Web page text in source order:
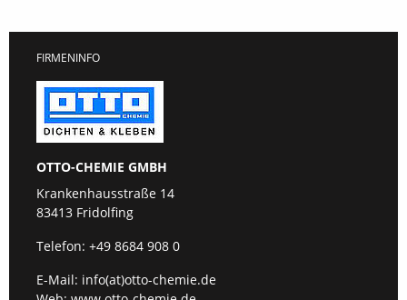
FIRMENINFO
OTTO-CHEMIE GMBH
Krankenhausstraße 14
83413 Fridolfing
Telefon: +49 8684 908 0
E-Mail: info(at)otto-chemie.de